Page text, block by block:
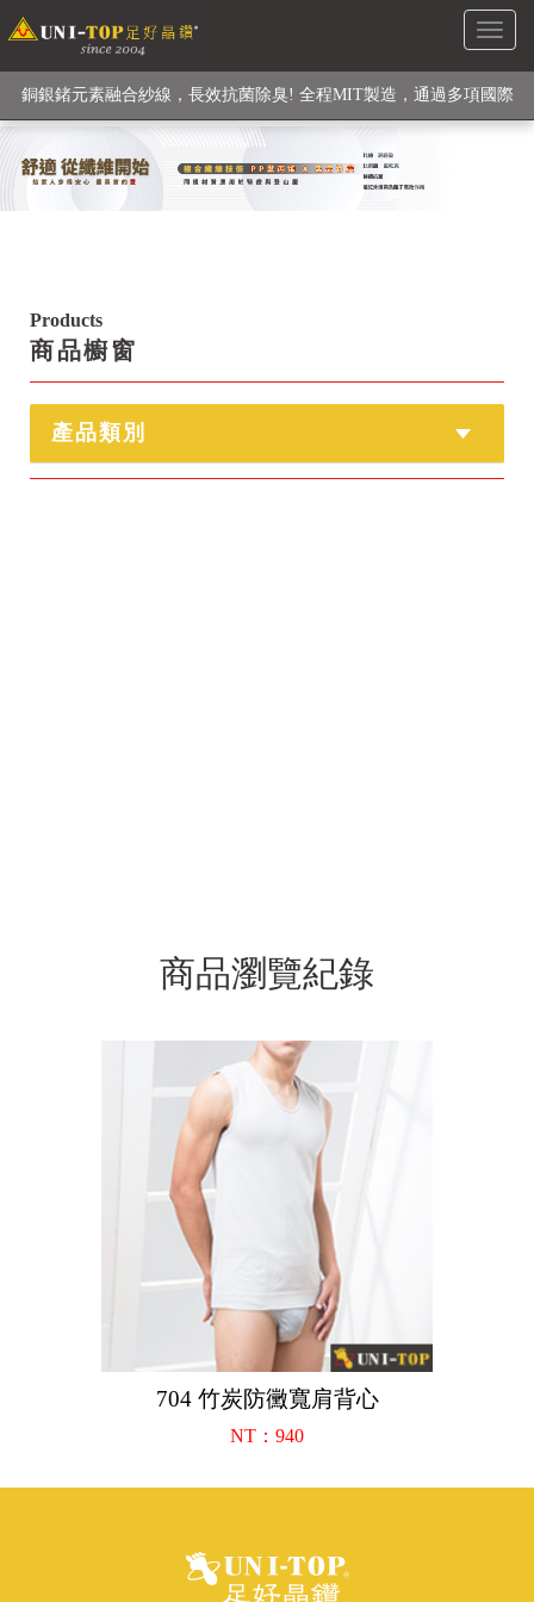
Toggle
級高性能纖維素材), 機能貼身衣物No. 1
銅銀鍺元素融合紗線，長效抗菌除臭! 全程MIT製造，通過多項國際
檢驗
【快來點我】H型銅銀纖維長效PP能量護膝! 支撐. 包覆感. 超透氣.
Products
商品櫥窗
產品類別
商品瀏覽紀錄
704 竹炭防黴寬肩背心
NT：940